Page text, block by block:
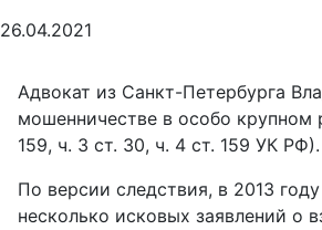
26.04.2021
Адвокат из Санкт-Петербурга
мошенничестве в особо крупном
159, ч. 3 ст. 30, ч. 4 ст. 159 УК РФ).
По версии следствия, в 2013
несколько исковых заявлений о